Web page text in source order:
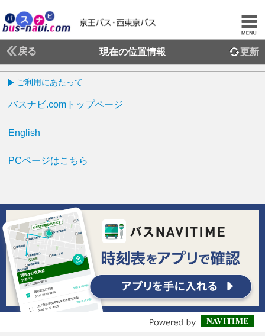
戻る 現在の位置情報 更新
ご利用にあたって
バスナビ.comトップページ
English
PCページはこちら